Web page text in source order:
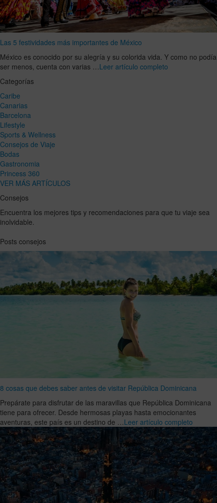
Las 5 festividades más importantes de México
México es conocido por su alegría y su colorida vida. Y como no podía
ser menos, cuenta con varias …Leer artículo completo
Categorías
Caribe
Canarias
Barcelona
Lifestyle
Sports & Wellness
Consejos de Viaje
Bodas
Gastronomia
Princess 360
VER MÁS ARTÍCULOS
Consejos
Encuentra los mejores tips y recomendaciones para que tu viaje sea
inolvidable.
Posts consejos
8 cosas que debes saber antes de visitar República Dominicana
Prepárate para disfrutar de las maravillas que República Dominicana
tiene para ofrecer. Desde hermosas playas hasta emocionantes
aventuras, este país es un destino de …Leer artículo completo